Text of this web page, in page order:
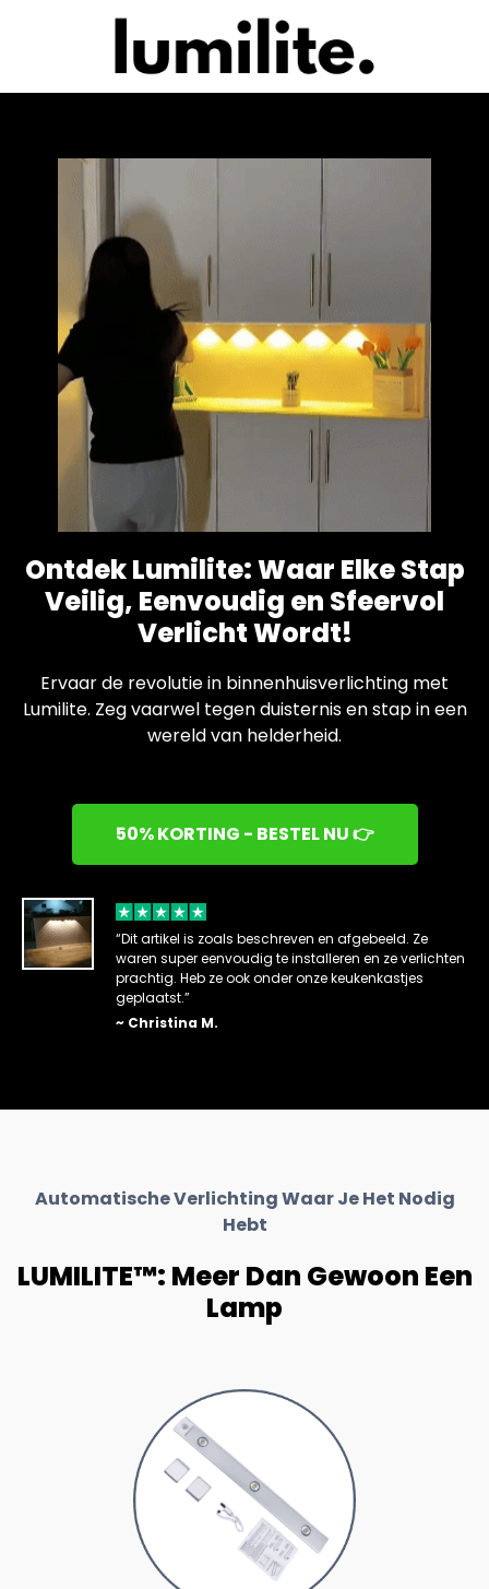
Ontdek Lumilite: Waar Elke Stap
Veilig, Eenvoudig en Sfeervol
Verlicht Wordt!
Ervaar de revolutie in binnenhuisverlichting met
Lumilite. Zeg vaarwel tegen duisternis en stap in een
wereld van helderheid.
50% KORTING - BESTEL NU 👉
“Dit artikel is zoals beschreven en afgebeeld. Ze
waren super eenvoudig te installeren en ze verlichten
prachtig. Heb ze ook onder onze keukenkastjes
geplaatst.”
~ Christina M.
Automatische Verlichting Waar Je Het Nodig
Hebt
LUMILITE™: Meer Dan Gewoon Een
Lamp